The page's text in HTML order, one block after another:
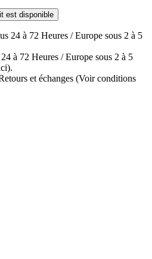
est disponible
à 72 Heures / Europe sous 2 à 5
et échanges (Voir conditions